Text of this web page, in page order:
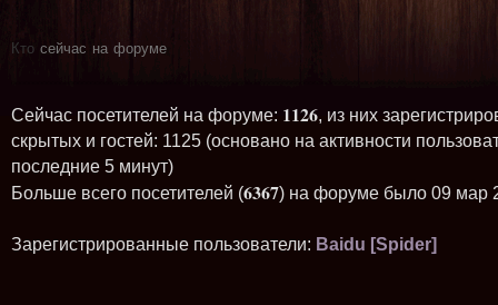
Кто сейчас на форуме
Сейчас посетителей на форуме: 1126, из них
скрытых и гостей: 1125 (основано на активности
последние 5 минут)
Больше всего посетителей (6367) на форуме было 09 мар
Зарегистрированные пользователи: Baidu [Spider]